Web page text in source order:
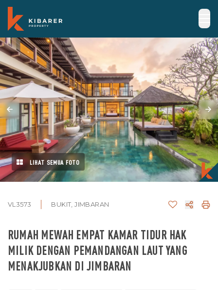
LIHAT SEMUA FOTO
VL3573 BUKIT, JIMBARAN
RUMAH MEWAH EMPAT KAMAR TIDUR HAK
MILIK DENGAN PEMANDANGAN LAUT YANG
MENAKJUBKAN DI JIMBARAN